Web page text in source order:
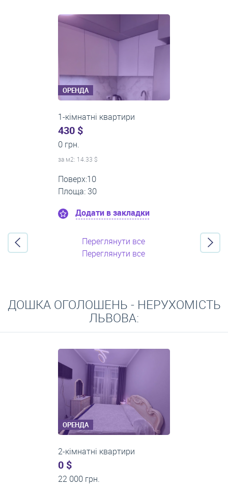
кімнат
ОРЕНДА
1-кімнатні квартири
430 $
0 грн.
за м2: 14.33 $
Поверх:10
Площа: 30
Додати в закладки
Переглянути все
Переглянути все
ДОШКА ОГОЛОШЕНЬ - НЕРУХОМІСТЬ
ЛЬВОВА:
ОРЕНДА
2-кімнатні квартири
0 $
22 000 грн.